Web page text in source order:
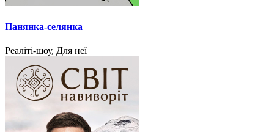
Панянка-селянка
Реаліті-шоу, Для неї